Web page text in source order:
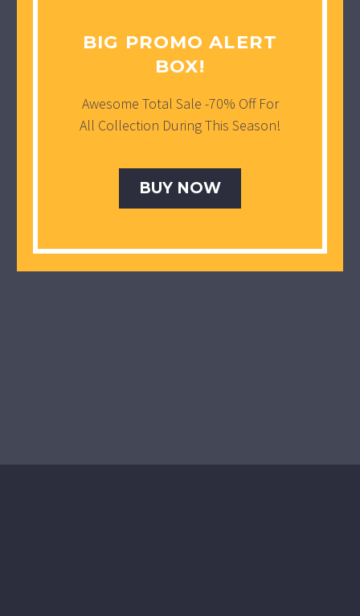
BIG PROMO ALERT
BOX!
Awesome Total Sale -70% Off For
All Collection During This Season!
BUY NOW